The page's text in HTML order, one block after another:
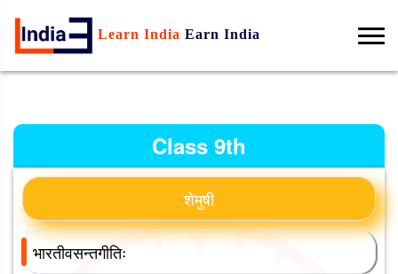
Learn India Earn India
Class 9th
शेमुषी
भारतीवसन्तगीतिः